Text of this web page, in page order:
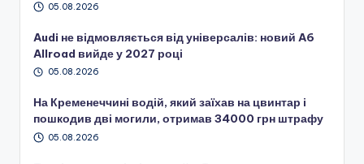
05.08.2026
Audi не відмовляється від універсалів: новий A6
Allroad вийде у 2027 році
05.08.2026
На Кременеччині водій, який заїхав на цвинтар і
пошкодив дві могили, отримав 34000 грн штрафу
05.08.2026